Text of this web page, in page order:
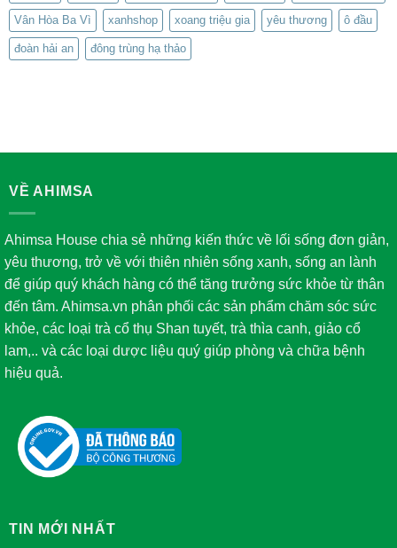
Vân Hòa Ba Vì xanhshop xoang triệu gia yêu thương ô đầu
đoàn hải an đông trùng hạ thảo
VỀ AHIMSA
Ahimsa House chia sẻ những kiến thức về lối sống đơn giản,
yêu thương, trở về với thiên nhiên sống xanh, sống an lành
để giúp quý khách hàng có thể tăng trưởng sức khỏe từ thân
đến tâm. Ahimsa.vn phân phối các sản phẩm chăm sóc sức
khỏe, các loại trà cổ thụ Shan tuyết, trà thìa canh, giảo cổ
lam,.. và các loại dược liệu quý giúp phòng và chữa bệnh
hiệu quả.
TIN MỚI NHẤT